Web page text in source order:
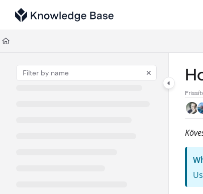
Documentation Index
Fetch the complete documentation index at:
Use this file to discover all available pages before exploring further.